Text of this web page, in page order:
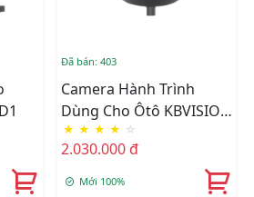
Đã bán: 403
Camera Hành Trình
Dùng Cho Ôtô KBVISION
KX-FM1002-ADAS
★ ★ ★ ★ ☆
2.030.000 đ
Mới 100%